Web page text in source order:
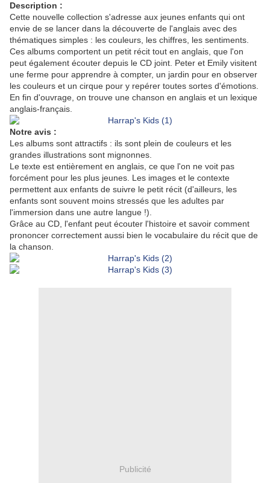
Description :
Cette nouvelle collection s'adresse aux jeunes enfants qui ont
envie de se lancer dans la découverte de l'anglais avec des
thématiques simples : les couleurs, les chiffres, les sentiments.
Ces albums comportent un petit récit tout en anglais, que l'on
peut également écouter depuis le CD joint. Peter et Emily visitent
une ferme pour apprendre à compter, un jardin pour en observer
les couleurs et un cirque pour y repérer toutes sortes d'émotions.
En fin d'ouvrage, on trouve une chanson en anglais et un lexique
anglais-français.
Notre avis :
Les albums sont attractifs : ils sont plein de couleurs et les
grandes illustrations sont mignonnes.
Le texte est entièrement en anglais, ce que l'on ne voit pas
forcément pour les plus jeunes. Les images et le contexte
permettent aux enfants de suivre le petit récit (d'ailleurs, les
enfants sont souvent moins stressés que les adultes par
l'immersion dans une autre langue !).
Grâce au CD, l'enfant peut écouter l'histoire et savoir comment
prononcer correctement aussi bien le vocabulaire du récit que de
la chanson.
Publicité